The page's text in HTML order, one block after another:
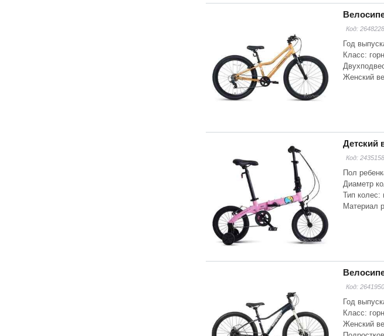
Код: 2648228
Год
Класс:
Женский
Детский
Код: 2435158
Пол
Диаметр
Тип колес:
Материал
Код: 2641950
Год
Класс:
Женский